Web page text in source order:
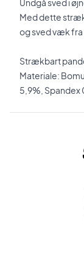
Undgå sved i
Med dette
og sved væk fra
Strækbart
Materiale:
5,9%, Spandex